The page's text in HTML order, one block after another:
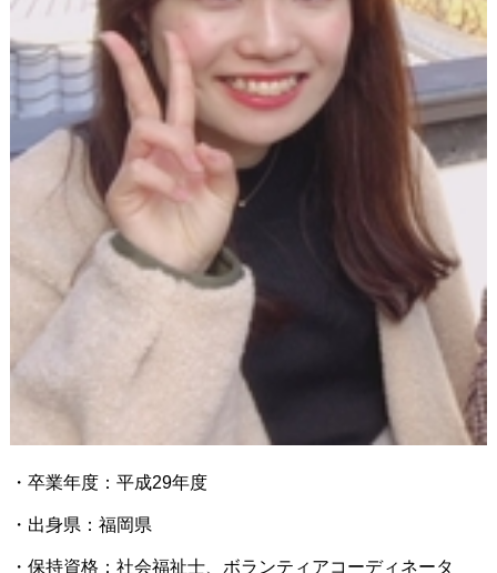
・卒業年度：平成29年度
・出身県：福岡県
・保持資格：社会福祉士、ボランティアコーディネータ